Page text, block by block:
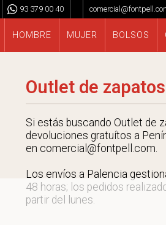
93 379 00 40
HOMBRE MUJER BOLSOS
Outlet de
Si estás buscando Outlet de
devoluciones gratuítos a
en comercial@fontpell.com.
Los envíos a Palencia
48 horas; los pedidos
partir del lunes.